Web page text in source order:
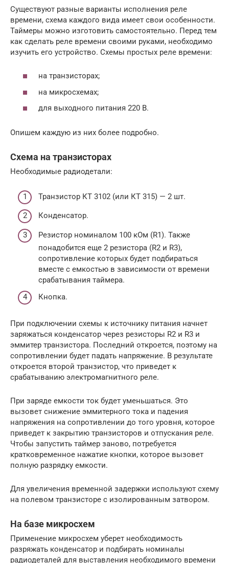
Существуют разные варианты исполнения реле
времени, схема каждого вида имеет свои особенности.
Таймеры можно изготовить самостоятельно. Перед тем
как сделать реле времени своими руками, необходимо
изучить его устройство. Схемы простых реле времени:
на транзисторах;
на микросхемах;
для выходного питания 220 В.
Опишем каждую из них более подробно.
Схема на транзисторах
Необходимые радиодетали:
Транзистор КТ 3102 (или КТ 315) — 2 шт.
Конденсатор.
Резистор номиналом 100 кОм (R1). Также
понадобится еще 2 резистора (R2 и R3),
сопротивление которых будет подбираться
вместе с емкостью в зависимости от времени
срабатывания таймера.
Кнопка.
При подключении схемы к источнику питания начнет
заряжаться конденсатор через резисторы R2 и R3 и
эммитер транзистора. Последний откроется, поэтому на
сопротивлении будет падать напряжение. В результате
откроется второй транзистор, что приведет к
срабатыванию электромагнитного реле.
При заряде емкости ток будет уменьшаться. Это
вызовет снижение эммитерного тока и падения
напряжения на сопротивлении до того уровня, которое
приведет к закрытию транзисторов и отпускания реле.
Чтобы запустить таймер заново, потребуется
кратковременное нажатие кнопки, которое вызовет
полную разрядку емкости.
Для увеличения временной задержки используют схему
на полевом транзисторе с изолированным затвором.
На базе микросхем
Применение микросхем уберет необходимость
разряжать конденсатор и подбирать номиналы
радиодеталей для выставления необходимого времени